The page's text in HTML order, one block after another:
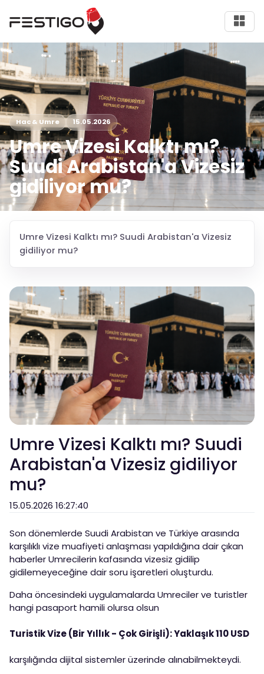
Hac & Umre 15.05.2026
Umre Vizesi Kalktı mı?
Suudi Arabistan'a Vizesiz
gidiliyor mu?
Umre Vizesi Kalktı mı? Suudi Arabistan'a Vizesiz
gidiliyor mu?
Umre Vizesi Kalktı mı? Suudi
Arabistan'a Vizesiz gidiliyor
mu?
15.05.2026 16:27:40
Son dönemlerde Suudi Arabistan ve Türkiye arasında
karşılıklı vize muafiyeti anlaşması yapıldığına dair çıkan
haberler Umrecilerin kafasında vizesiz gidilip
gidilemeyeceğine dair soru işaretleri oluşturdu.
Daha öncesindeki uygulamalarda Umreciler ve turistler
hangi pasaport hamili olursa olsun
Turistik Vize (Bir Yıllık - Çok Girişli): Yaklaşık 110 USD
karşılığında dijital sistemler üzerinde alınabilmekteydi.